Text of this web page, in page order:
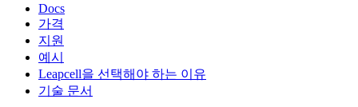
Docs
가격
지원
예시
Leapcell을 선택해야 하는 이유
기술 문서